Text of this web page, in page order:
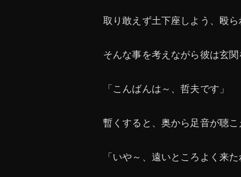
取り敢えず土下座しよう、殴ら
そんな事を考えながら彼は玄関
「こんばんは～、哲夫です」
暫くすると、奥から足音が聴こ
「いや～、遠いところよく来た